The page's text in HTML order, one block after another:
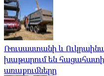
Ռուսաստանի և
խաթարում են
առաքումները